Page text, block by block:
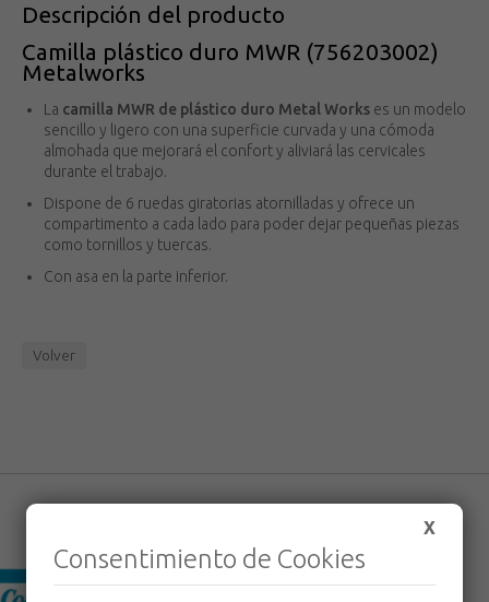
Descripción del producto
Camilla plástico duro MWR (756203002)
Metalworks
La camilla MWR de plástico duro Metal Works es un modelo
sencillo y ligero con una superficie curvada y una cómoda
almohada que mejorará el confort y aliviará las cervicales
durante el trabajo.
Dispone de 6 ruedas giratorias atornilladas y ofrece un
compartimento a cada lado para poder dejar pequeñas piezas
como tornillos y tuercas.
Con asa en la parte inferior.
Volver
X
Consentimiento de Cookies